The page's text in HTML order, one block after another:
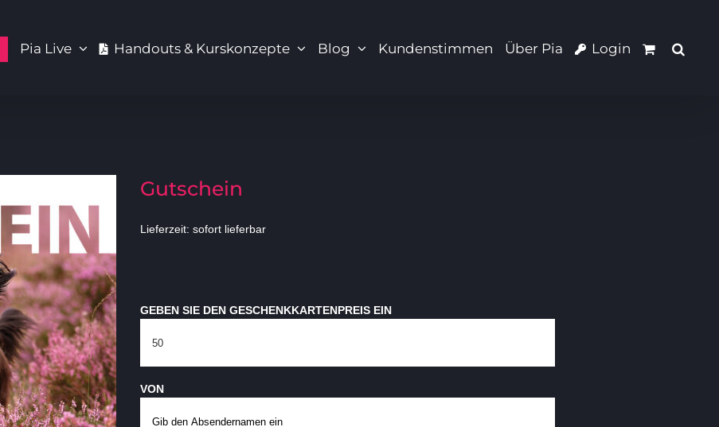
Pia Live Handouts & Kurskonzepte Blog Kundenstimmen Über Pia Login
Gutschein
Lieferzeit: sofort lieferbar
GEBEN SIE DEN GESCHENKKARTENPREIS EIN
VON